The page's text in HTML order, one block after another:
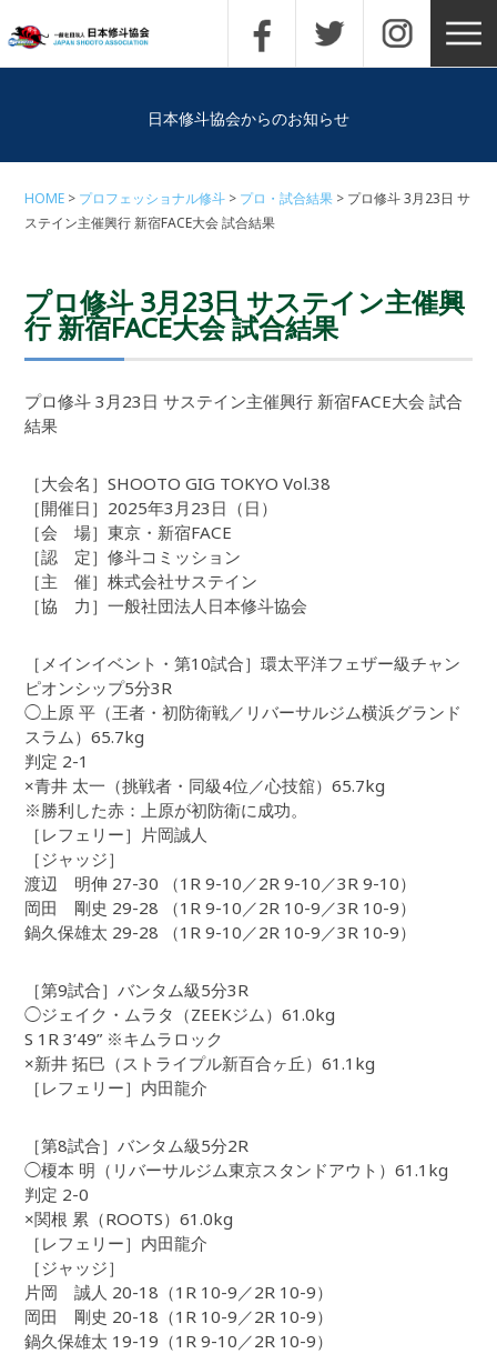
日本修斗協会からのお知らせ
HOME プロフェッショナル修斗 プロ・試合結果
プロ修斗 3月23日 サ
ステイン主催興行 新宿FACE大会 試合結果
プロ修斗 3月23日 サステイン主催興
行 新宿FACE大会 試合結果
プロ修斗 3月23日 サステイン主催興行 新宿FACE大会 試合
結果
［大会名］SHOOTO GIG TOKYO Vol.38
［開催日］2025年3月23日（日）
［会 場］東京・新宿FACE
［認 定］修斗コミッション
［主 催］株式会社サステイン
［協 力］一般社団法人日本修斗協会
［メインイベント・第10試合］環太平洋フェザー級チャン
ピオンシップ5分3R
◯上原 平（王者・初防衛戦／リバーサルジム横浜グランド
スラム）65.7kg
判定 2-1
×青井 太一（挑戦者・同級4位／心技舘）65.7kg
※勝利した赤：上原が初防衛に成功。
［レフェリー］片岡誠人
［ジャッジ］
渡辺 明伸 27-30 （1R 9-10／2R 9-10／3R 9-10）
岡田 剛史 29-28 （1R 9-10／2R 10-9／3R 10-9）
鍋久保雄太 29-28 （1R 9-10／2R 10-9／3R 10-9）
［第9試合］バンタム級5分3R
◯ジェイク・ムラタ（ZEEKジム）61.0kg
S 1R 3’49” ※キムラロック
×新井 拓巳（ストライプル新百合ヶ丘）61.1kg
［レフェリー］内田龍介
［第8試合］バンタム級5分2R
◯榎本 明（リバーサルジム東京スタンドアウト）61.1kg
判定 2-0
×関根 累（ROOTS）61.0kg
［レフェリー］内田龍介
［ジャッジ］
片岡 誠人 20-18（1R 10-9／2R 10-9）
岡田 剛史 20-18（1R 10-9／2R 10-9）
鍋久保雄太 19-19（1R 9-10／2R 10-9）